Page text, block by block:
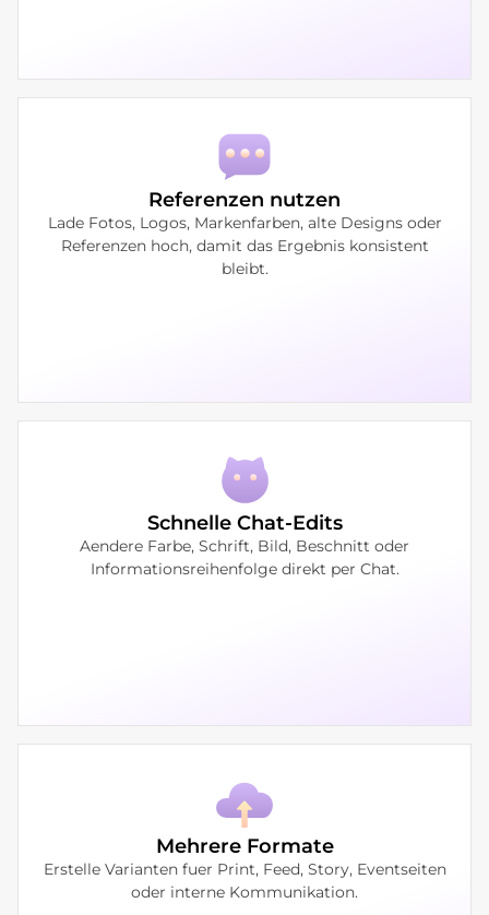
Referenzen nutzen
Lade Fotos, Logos, Markenfarben, alte Designs oder
Referenzen hoch, damit das Ergebnis konsistent
bleibt.
Schnelle Chat-Edits
Aendere Farbe, Schrift, Bild, Beschnitt oder
Informationsreihenfolge direkt per Chat.
Mehrere Formate
Erstelle Varianten fuer Print, Feed, Story, Eventseiten
oder interne Kommunikation.